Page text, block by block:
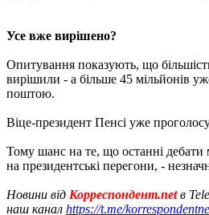
Усе вже вирішено?
Опитування показують, що
вирішили - а більше 45 мільйонів
поштою.
Віце-президент Пенсі уже
Тому шанс на те, що останні
на президентські перегони, -
Новини від Корреспондент.netв
наш канал https://t.me/